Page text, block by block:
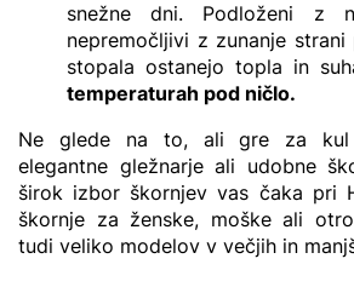
snežne dni. Podloženi z
nepremočljivi z zunanje
stopala ostanejo topla in
temperaturah pod ničlo.
Ne glede na to, ali gre za kul
elegantne gležnarje ali udobne
širok izbor škornjev vas čaka pri
škornje za ženske, moške ali
tudi veliko modelov v večjih in